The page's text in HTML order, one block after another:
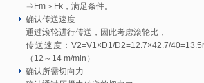
⇒Fm＞Fk，满足条件。
确认传送速度
通过滚轮进行传送，因此考虑滚轮比，
传送速度：V2=V1×D1/D2=12.7×42.7/
（12～14 m/min）
确认所需切向力